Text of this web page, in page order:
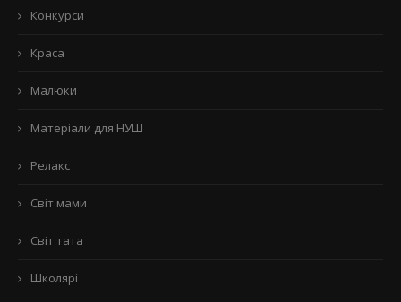
Конкурси
Краса
Малюки
Матеріали для НУШ
Релакс
Світ мами
Світ тата
Школярі